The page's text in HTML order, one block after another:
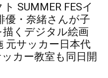
SUMMER FESイ
優・奈緒さんが子
くデジタル絵画
元サッカー日本代
カー教室も同日開